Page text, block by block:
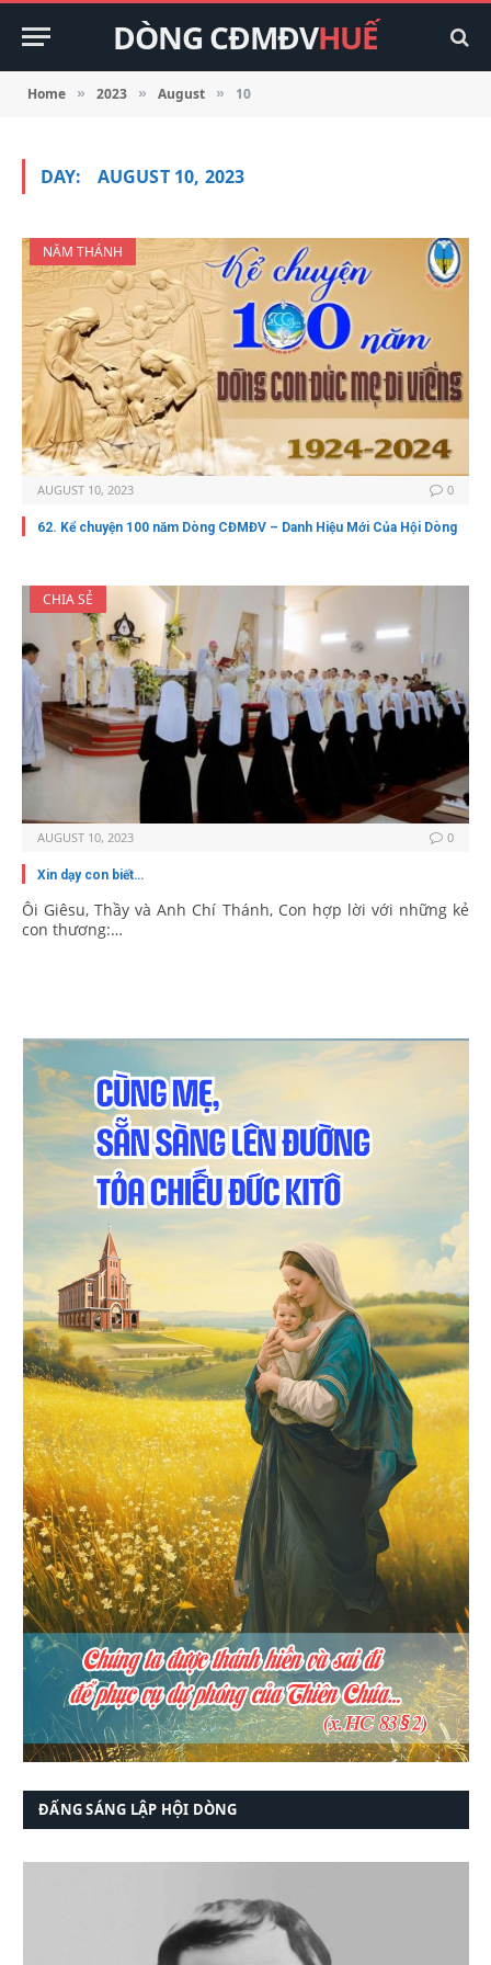
DÒNG CĐMĐVHUẾ
Home » 2023 » August » 10
DAY: AUGUST 10, 2023
NĂM THÁNH
AUGUST 10, 2023 0
62. Kể chuyện 100 năm Dòng CĐMĐV – Danh Hiệu Mới Của Hội Dòng
CHIA SẺ
AUGUST 10, 2023 0
Xin dạy con biết…
Ôi Giêsu, Thầy và Anh Chí Thánh, Con hợp lời với những kẻ
con thương:…
ĐẤNG SÁNG LẬP HỘI DÒNG